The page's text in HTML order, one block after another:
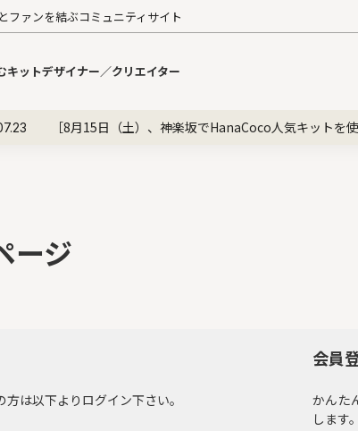
ァンを結ぶコミュニティサイト
キットデザイナー／クリエイター
［8月15日（土）、神楽坂でHanaCoco人気キットを
ージ
は以下よりログイン下さい。
会員
かんた
します。